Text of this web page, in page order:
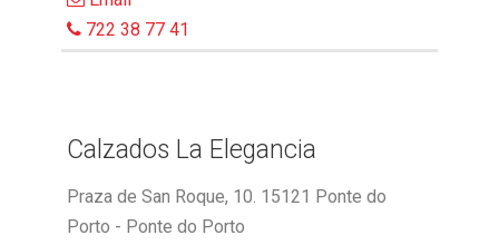
722 38 77 41
Calzados La Elegancia
Praza de San Roque, 10. 15121 Ponte do
Porto - Ponte do Porto